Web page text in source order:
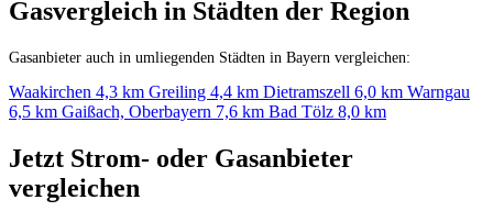
Gasvergleich in Städten der Region
Gasanbieter auch in umliegenden Städten in Bayern vergleichen:
Waakirchen 4,3 km Greiling 4,4 km Dietramszell 6,0 km Warngau
6,5 km Gaißach, Oberbayern 7,6 km Bad Tölz 8,0 km
Jetzt Strom- oder Gasanbieter
vergleichen